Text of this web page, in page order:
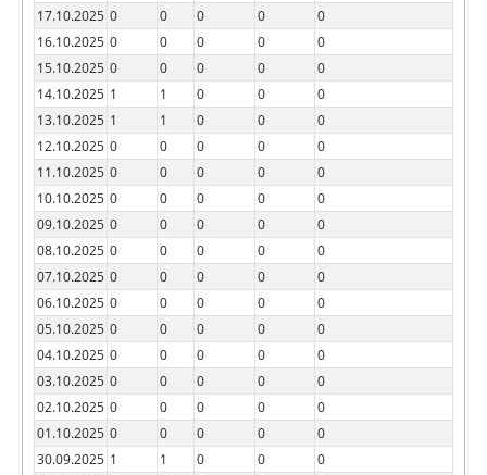
17.10.2025 0 0 0 0
0
16.10.2025 0 0 0 0
0
15.10.2025 0 0 0 0
0
14.10.2025 1 1 0 0
0
13.10.2025 1 1 0 0
0
12.10.2025 0 0 0 0
0
11.10.2025 0 0 0 0
0
10.10.2025 0 0 0 0
0
09.10.2025 0 0 0 0
0
08.10.2025 0 0 0 0
0
07.10.2025 0 0 0 0
0
06.10.2025 0 0 0 0
0
05.10.2025 0 0 0 0
0
04.10.2025 0 0 0 0
0
03.10.2025 0 0 0 0
0
02.10.2025 0 0 0 0
0
01.10.2025 0 0 0 0
0
30.09.2025 1 1 0 0
0